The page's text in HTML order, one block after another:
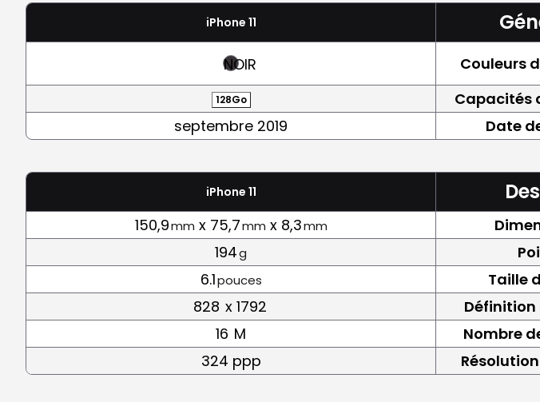
iPhone 11
NOIR Couleurs
128Go Capacités
septembre 2019 Date
iPhone 11
150,9mm x 75,7mm x 8,3mm
194g
6.1pouces
Taille
828 x 1792 Définition
16 M Nombre
324 ppp